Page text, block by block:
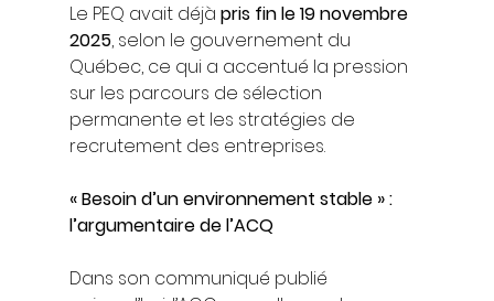
Le PEQ avait déjà pris fin le 19 novembre
2025, selon le gouvernement du
Québec, ce qui a accentué la pression
sur les parcours de sélection
permanente et les stratégies de
recrutement des entreprises.
« Besoin d’un environnement stable » :
l’argumentaire de l’ACQ
Dans son communiqué publié